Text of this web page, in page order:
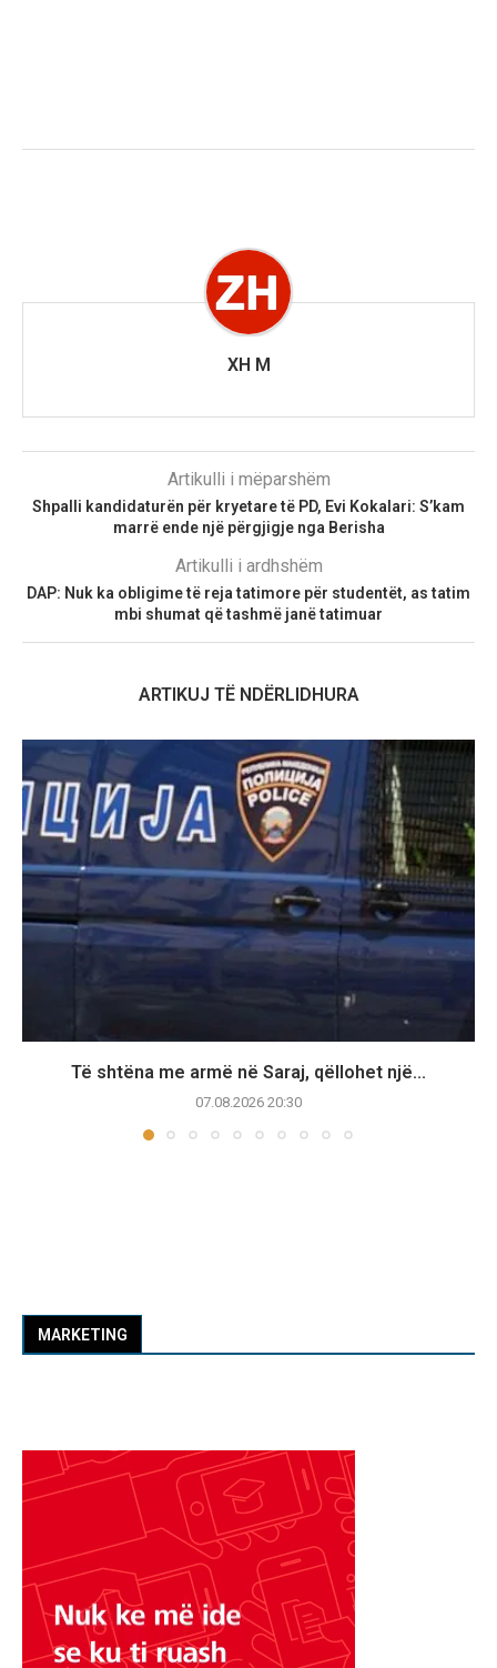
XH M
Artikulli i mëparshëm
Shpalli kandidaturën për kryetare të PD, Evi Kokalari: S’kam
marrë ende një përgjigje nga Berisha
Artikulli i ardhshëm
DAP: Nuk ka obligime të reja tatimore për studentët, as tatim
mbi shumat që tashmë janë tatimuar
ARTIKUJ TË NDËRLIDHURA
Të shtëna me armë në Saraj, qëllohet një...
07.08.2026 20:30
MARKETING